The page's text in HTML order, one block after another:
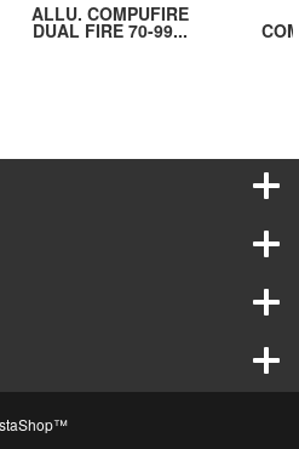
ALLU. COMPUFIRE
DUAL FIRE 70-99...